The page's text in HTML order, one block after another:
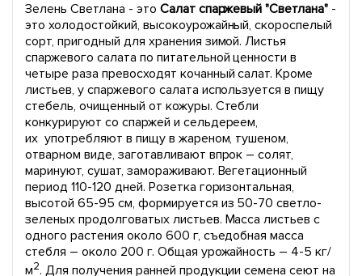
Зелень Светлана - это Салат спаржевый "Светлана" -
это холодостойкий, высокоурожайный, скороспелый
сорт, пригодный для хранения зимой. Листья
спаржевого салата по питательной ценности в
четыре раза превосходят кочанный салат. Кроме
листьев, у спаржевого салата используется в пищу
стебель, очищенный от кожуры. Стебли
конкурируют со спаржей и сельдереем,
их употребляют в пищу в жареном, тушеном,
отварном виде, заготавливают впрок – солят,
маринуют, сушат, замораживают. Вегетационный
период 110-120 дней. Розетка горизонтальная,
высотой 65-95 см, формируется из 50-70 светло-
зеленых продолговатых листьев. Масса листьев с
одного растения около 600 г, съедобная масса
стебля – около 200 г. Общая урожайность – 4-5 кг/
м2. Для получения ранней продукции семена сеют на